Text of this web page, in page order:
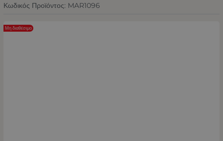
Κωδικός Προϊόντος: MAR1096
Μη διαθέσιμο